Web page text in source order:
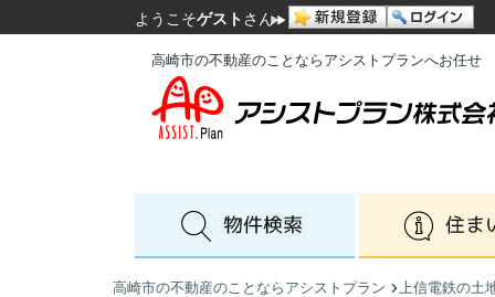
ようこそゲスト さん
高崎市の不動産のことならアシストプランへお任せ
高崎市の不動産のことならアシストプラン 上信電鉄の土